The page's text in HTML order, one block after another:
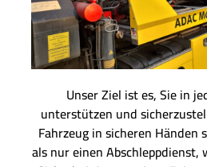
Unser Ziel ist es, Sie in
unterstützen und
Fahrzeug in sicheren
als nur einen